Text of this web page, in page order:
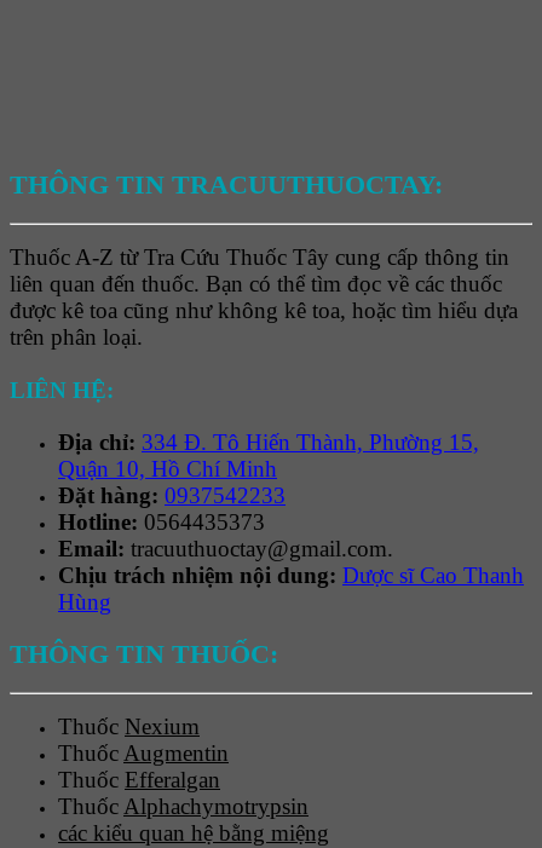
THÔNG TIN TRACUUTHUOCTAY:
Thuốc A-Z từ Tra Cứu Thuốc Tây cung cấp thông tin
liên quan đến thuốc. Bạn có thể tìm đọc về các thuốc
được kê toa cũng như không kê toa, hoặc tìm hiểu dựa
trên phân loại.
LIÊN HỆ:
Địa chỉ: 334 Đ. Tô Hiến Thành, Phường 15,
Quận 10, Hồ Chí Minh
Đặt hàng: 0937542233
Hotline: 0564435373
Email: tracuuthuoctay@gmail.com.
Chịu trách nhiệm nội dung: Dược sĩ Cao Thanh
Hùng
THÔNG TIN THUỐC:
Thuốc Nexium
ThuốcAugmentin
Thuốc Efferalgan
ThuốcAlphachymotrypsin
các kiểu quan hệ bằng miệng